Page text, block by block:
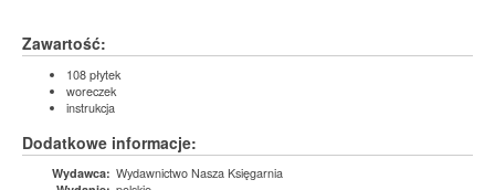
Zawartość:
108 płytek
woreczek
instrukcja
Dodatkowe informacje:
Wydawca: Wydawnictwo Nasza Księgarnia